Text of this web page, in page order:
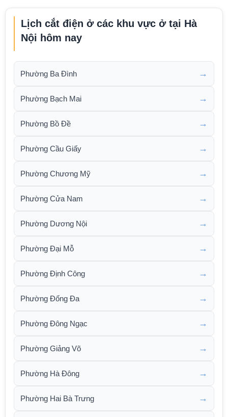
Lịch cắt điện ở các khu vực ở tại Hà
Nội hôm nay
Phường Ba Đình →
Phường Bạch Mai →
Phường Bồ Đề →
Phường Cầu Giấy →
Phường Chương Mỹ →
Phường Cửa Nam →
Phường Dương Nội →
Phường Đại Mỗ →
Phường Định Công →
Phường Đống Đa →
Phường Đông Ngạc →
Phường Giảng Võ →
Phường Hà Đông →
Phường Hai Bà Trưng →